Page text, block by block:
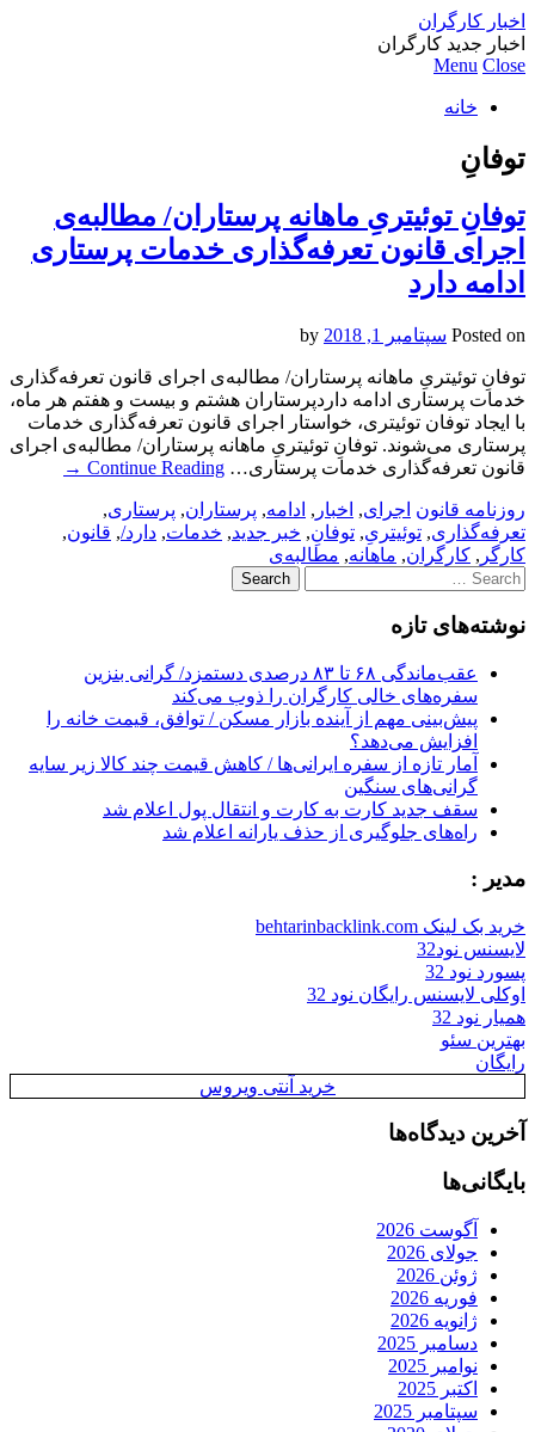
اخبار کارگران
اخبار جدید کارگران
Menu Close
خانه
توفانِ
توفانِ توئیتریِ ماهانه پرستاران/ مطالبه‌ی
اجرای قانون تعرفه‌گذاری خدمات پرستاری
ادامه دارد
Posted on سپتامبر 1, 2018
توفانِ توئیتریِ ماهانه پرستاران/ مطالبه‌ی اجرای قانون تعرفه‌گذاری
خدمات پرستاری ادامه داردپرستاران هشتم و بیست و هفتم هر ماه،
با ایجاد توفان توئیتری، خواستار اجرای قانون تعرفه‌گذاری خدمات
پرستاری می‌شوند. توفانِ توئیتریِ ماهانه پرستاران/ مطالبه‌ی اجرای
قانون تعرفه‌گذاری خدمات پرستاری… Continue Reading
→
روزنامه قانون اجرای, اخبار , ادامه, پرستاران, پرستاری,
تعرفه‌گذاری, توئیتریِ, توفانِ, خبر جدید, خدمات, دارد/, قانون,
کارگر , کارگران, ماهانه, مطالبه‌ی
Search
for:
نوشته‌های تازه
عقب‌ماندگی ۶۸ تا ۸۳ درصدی دستمزد/ گرانی بنزین
سفره‌های خالی کارگران را ذوب می‌کند
پیش‌بینی مهم از آینده بازار مسکن / توافق، قیمت خانه را
افزایش می‌دهد؟
آمار تازه از سفره ایرانی‌ها / کاهش قیمت چند کالا زیر سایه
گرانی‌های سنگین
سقف جدید کارت به کارت و انتقال پول اعلام شد
راه‌های جلوگیری از حذف یارانه اعلام شد
مدیر :
خرید بک لینک behtarinbacklink.com
لایسنس نود32
پسورد نود 32
اوکلی لایسنس رایگان نود 32
همیار نود 32
بهترین سئو
رایگان
خرید آنتی ویروس
آخرین دیدگاه‌ها
بایگانی‌ها
آگوست 2026
جولای 2026
ژوئن 2026
فوریه 2026
ژانویه 2026
دسامبر 2025
نوامبر 2025
اکتبر 2025
سپتامبر 2025